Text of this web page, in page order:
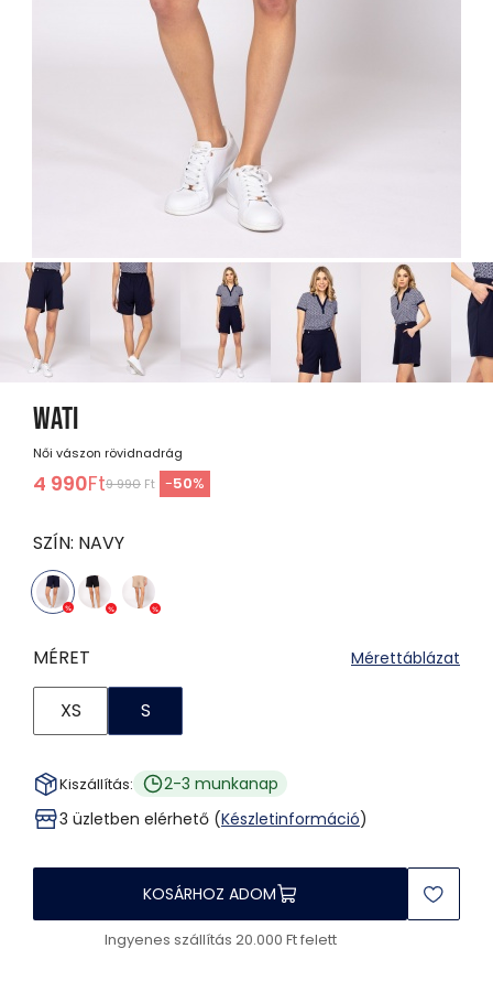
WATI
Női vászon rövidnadrág
4 990Ft9 990 Ft -50%
SZÍN: NAVY
MÉRET Mérettáblázat
XS S
Kiszállítás:
2-3 munkanap
3 üzletben elérhető (Készletinformáció)
KOSÁRHOZ ADOM
Ingyenes szállítás 20.000 Ft felett